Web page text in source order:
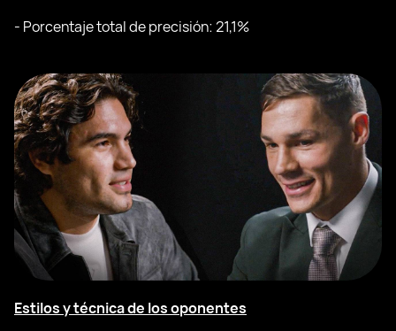
- Porcentaje total de precisión: 21,1%
Estilos y técnica de los oponentes